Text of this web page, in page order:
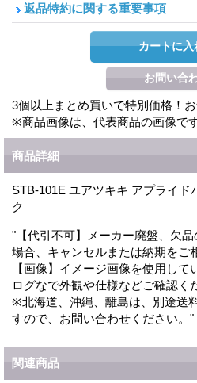
返品特約に関する重要事項
3個以上まとめ買いで特別価格！
※商品画像は、代表商品の画像です
商品詳細
STB-101E ユアツキキ アプライ
ク
"【代引不可】メーカー廃盤、欠
場合、キャンセルまたは納期をご
【画像】イメージ画像を使用し
ログなで外観や仕様などご確認く
※北海道、沖縄、離島は、別途送
すので、お問い合わせください。"
関連商品